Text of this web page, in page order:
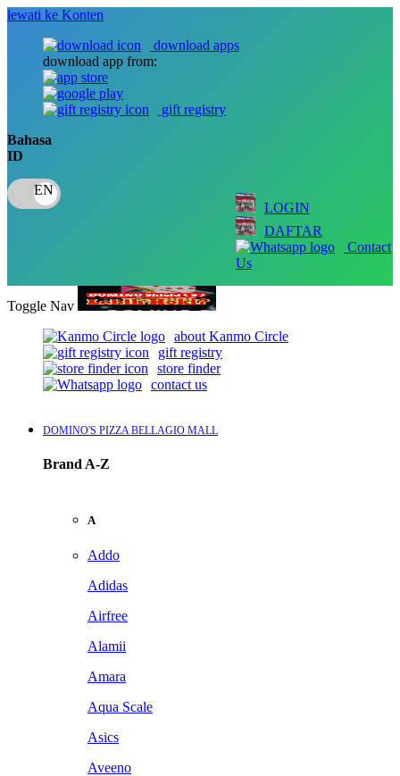
lewati ke Konten
download apps
download app from:
gift registry
Bahasa
ID
LOGIN
DAFTAR
Contact
Us
Toggle Nav
about Kanmo Circle
gift registry
store finder
contact us
DOMINO'S PIZZA BELLAGIO MALL
Brand A-Z
A
Addo
Adidas
Airfree
Alamii
Amara
Aqua Scale
Asics
Aveeno